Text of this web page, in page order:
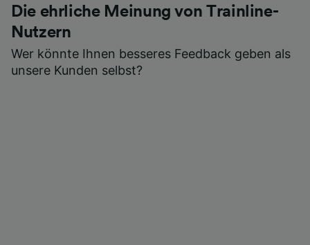
Die ehrliche Meinung von Trainline-
Nutzern
Wer könnte Ihnen besseres Feedback geben als
unsere Kunden selbst?